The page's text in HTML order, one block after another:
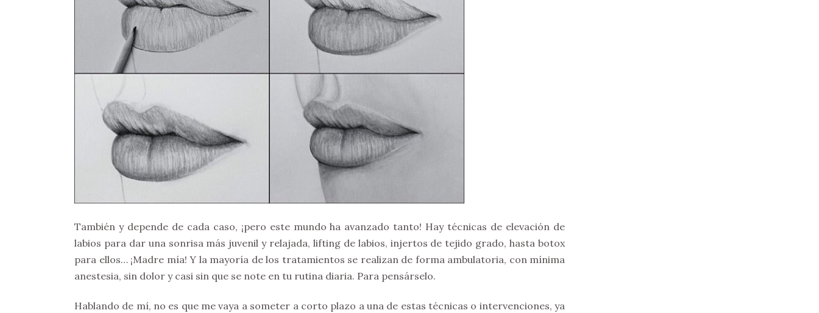
También y depende de cada caso, ¡pero este mundo ha avanzado tanto! Hay técnicas de elevación de
labios para dar una sonrisa más juvenil y relajada, lifting de labios, injertos de tejido grado, hasta botox
para ellos… ¡Madre mía! Y la mayoría de los tratamientos se realizan de forma ambulatoria, con mínima
anestesia, sin dolor y casi sin que se note en tu rutina diaria. Para pensárselo.
Hablando de mí, no es que me vaya a someter a corto plazo a una de estas técnicas o intervenciones, ya